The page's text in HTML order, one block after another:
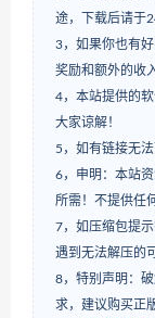
途，下载后请于
3，如果你也有
奖励和额外的收
4，本站提供的
大家谅解！
5，如有链接无
6，申明：本站
所需！不提供任
7，如压缩包提示
遇到无法解压的
8，特别声明：
求，建议购买正